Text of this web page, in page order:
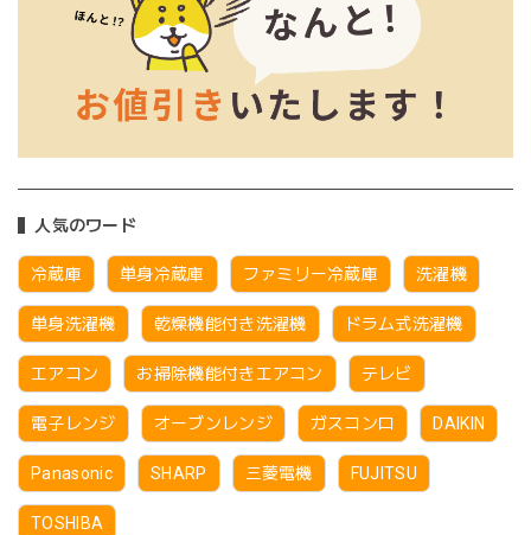
人気のワード
冷蔵庫 単身冷蔵庫 ファミリー冷蔵庫 洗濯機
単身洗濯機 乾燥機能付き洗濯機 ドラム式洗濯機
エアコン お掃除機能付きエアコン テレビ
電子レンジ オーブンレンジ ガスコンロ DAIKIN
Panasonic SHARP 三菱電機 FUJITSU
TOSHIBA